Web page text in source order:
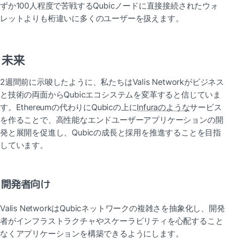
ずか100人程度で苦戦するQubicノードに直接接続されたウォ
レットよりも桁違いに多くのユーザーを扱えます。
未来
2週間前に示唆したように、私たちはValis Networkがビジネス
と技術の両面からQubicエコシステムを変革すると信じていま
す。Ethereumの代わりにQubicの上にInfuraのようなサービス
を作ることで、高性能なエンドユーザーアプリケーションの開
発と展開を促進し、Qubicの成長と採用を推進することを目指
しています。
開発者向け
Valis NetworkはQubicネットワークの複雑さを抽象化し、開発
者がインフラストラクチャやスケーラビリティを心配すること
なくアプリケーションを構築できるようにします。